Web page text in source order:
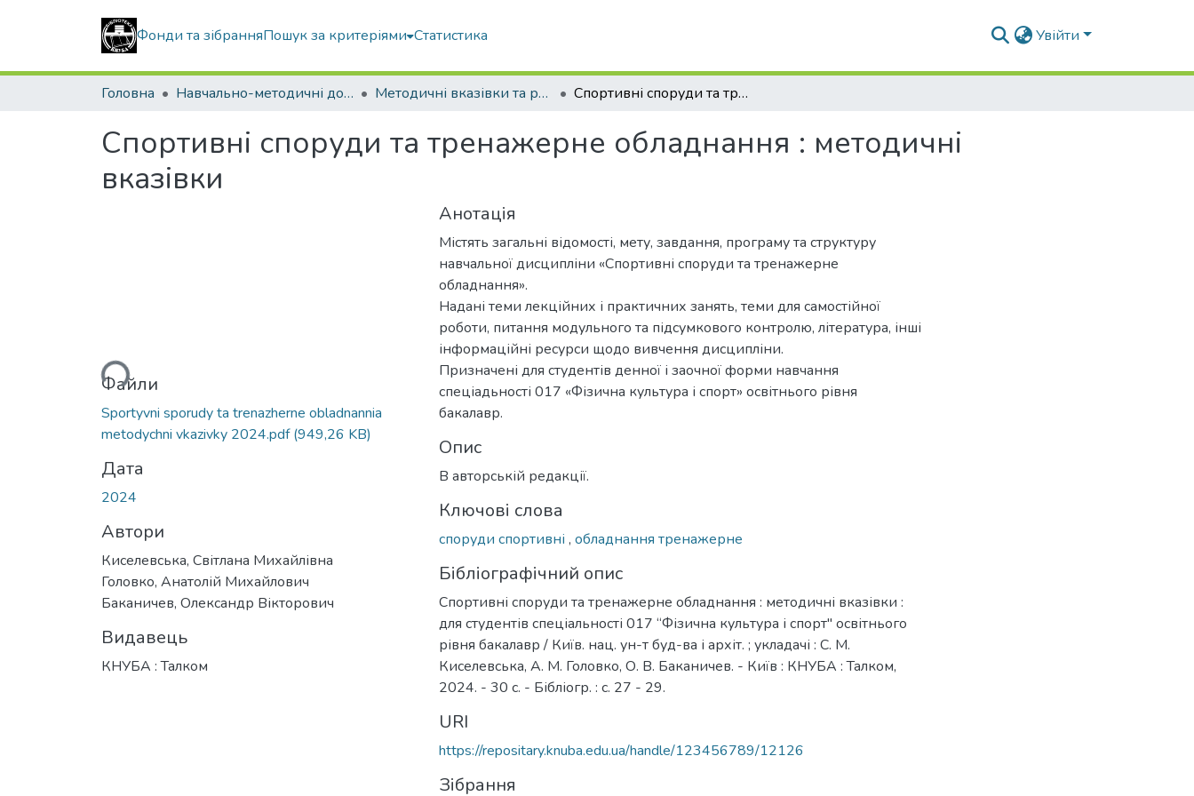
Фонди та зібранняПошук за критеріями Статистика Увійти
Головна Навчально-методичні документи Методичні вказівки та рекомендації Спортивні споруди та тренажерне обладнання : методичні вказівки
Спортивні споруди та тренажерне обладнання : методичні
вказівки
Вантажиться...Файли
Sportyvni sporudy ta trenazherne obladnannia
metodychni vkazivky 2024.pdf(949,26 KB)
Дата
2024
Автори
Киселевська, Світлана Михайлівна
Головко, Анатолій Михайлович
Баканичев, Олександр Вікторович
Видавець
КНУБА : Талком
Анотація
Містять загальні відомості, мету, завдання, програму та структуру
навчальної дисципліни «Спортивні споруди та тренажерне
обладнання».
Надані теми лекційних і практичних занять, теми для самостійної
роботи, питання модульного та підсумкового контролю, література, інші
інформаційні ресурси щодо вивчення дисципліни.
Призначені для студентів денної і заочної форми навчання
спеціадьності 017 «Фізична культура і спорт» освітнього рівня
бакалавр.
Опис
В авторській редакції.
Ключові слова
споруди спортивні , обладнання тренажерне
Бібліографічний опис
Спортивні споруди та тренажерне обладнання : методичні вказівки :
для студентів спеціальності 017 “Фізична культура і спорт" освітнього
рівня бакалавр / Київ. нац. ун-т буд-ва і архіт. ; укладачі : С. М.
Киселевська, А. М. Головко, О. В. Баканичев. - Київ : КНУБА : Талком,
2024. - 30 с. - Бібліогр. : с. 27 - 29.
URI
https://repositary.knuba.edu.ua/handle/123456789/12126
Зібрання